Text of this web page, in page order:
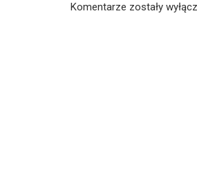
Komentarze zostały